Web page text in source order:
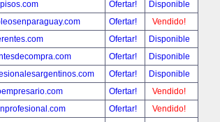
Ofertar!
Disponible
Ofertar!
Vendido!
Ofertar!
Disponible
Ofertar!
Disponible
Ofertar!
Disponible
Ofertar!
Vendido!
Ofertar!
Vendido!